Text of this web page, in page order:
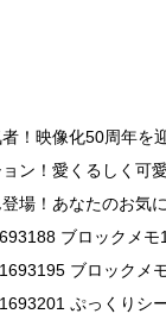
！映像化50周年を
ン！愛くるしく可
場！あなたのお気
ブロックメモ
ブロックメ
ぷっくりシ